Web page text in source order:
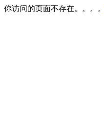
你访问的页面不存在。。。。